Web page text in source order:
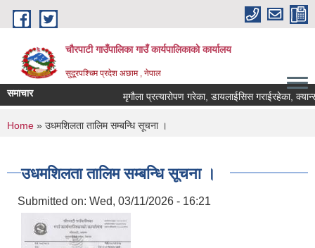
Skip to main content
चौरपाटी गाउँपालिका गाउँ कार्यपालिकाकाे कार्यालय
सुदूरपश्चिम प्रदेश अछाम , नेपाल
समाचार मृगौला प्रत्यारोपण गरेका, डायलाईसिस गराईरहेका,
You are here
Home » उधमशिलता तालिम सम्बन्धि सूचना ।
उधमशिलता तालिम सम्बन्धि सूचना ।
Submitted on: Wed, 03/11/2026 - 16:21